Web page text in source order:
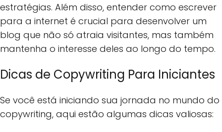
estratégias. Além disso, entender como escrever
para a internet é crucial para desenvolver um
blog que não só atraia visitantes, mas também
mantenha o interesse deles ao longo do tempo.
Dicas de Copywriting Para Iniciantes
Se você está iniciando sua jornada no mundo do
copywriting, aqui estão algumas dicas valiosas: